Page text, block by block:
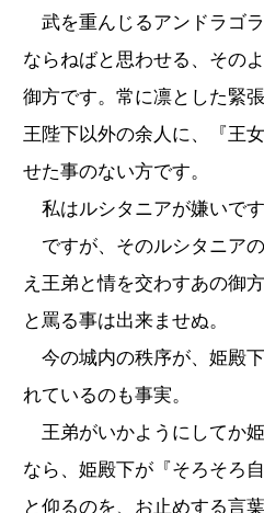
武を重んじるアンドラゴ
ならねばと思わせる、その
御方です。常に凛とした緊
王陛下以外の余人に、『王
せた事のない方です。
私はルシタニアが嫌いです
ですが、そのルシタニア
え王弟と情を交わすあの御
と罵る事は出来ませぬ。
今の城内の秩序が、姫殿
れているのも事実。
王弟がいかようにしてか
なら、姫殿下が『そろそろ
と仰るのを、お止めする言